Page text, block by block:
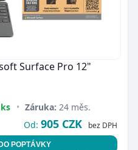
Surface Pro 12"
• Záruka: 24 měs.
Od: 905 CZK bez DPH
POPTÁVKY